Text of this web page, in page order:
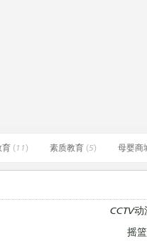
育 (11) 素质教育 (5) 母婴商
CCTV
摇